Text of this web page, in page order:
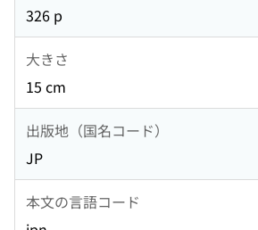
326 p
大きさ
15 cm
出版地（国名コード）
JP
本文の言語コード